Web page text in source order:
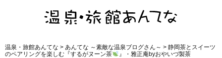
温泉・旅館あんてな > あんてな ～素敵な温泉ブログさん～ > 静岡茶とスイーツ
のペアリングを楽しむ『するがヌーン茶
』・雅正庵byおやいづ製茶